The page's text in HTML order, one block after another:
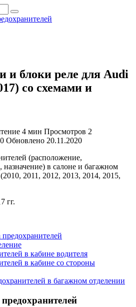
и блоки реле для Audi
со схемами и
4 мин Просмотров 2
Обновлено 20.11.2020
(расположение,
в салоне и багажном
2011, 2012, 2013, 2014, 2015,
в кабине водителя
в кабине со стороны
в багажном отделении